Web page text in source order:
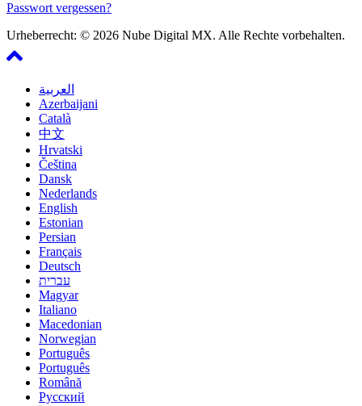
Passwort vergessen?
Urheberrecht: © 2026 Nube Digital MX. Alle Rechte vorbehalten.
العربية
Azerbaijani
Català
中文
Hrvatski
Čeština
Dansk
Nederlands
English
Estonian
Persian
Français
Deutsch
עברית
Magyar
Italiano
Macedonian
Norwegian
Português
Português
Română
Русский